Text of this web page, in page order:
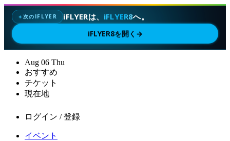
✦次のIFLYER iFLYERは、 iFLYER8へ。
iFLYER8を開く →
Aug 06 Thu
おすすめ
チケット
現在地
ログイン / 登録
イベント